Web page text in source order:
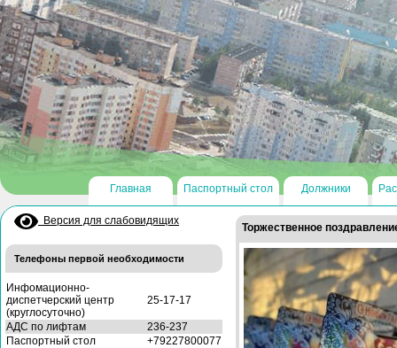
Главная Паспортный стол Должники
Версия для слабовидящих
Телефоны первой необходимости
Инфомационно-
диспетчерский центр
(круглосуточно)
25-17-17
АДС по лифтам
236-237
Паспортный стол
+79227800077
Торжественное